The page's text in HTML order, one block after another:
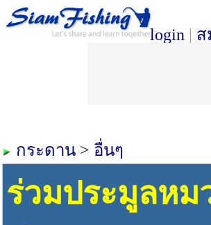
login | ส
กระดาน > อื่นๆ
ร่วมประมูลหม